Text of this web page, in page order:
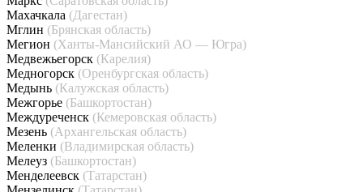
Махачкала (Дагестан)
Мглин (Брянская область)
Мегион (Ханты-Мансийский АО — Югра)
Медвежьегорск (Карелия)
Медногорск (Оренбургская область)
Медынь (Калужская область)
Межгорье (Башкортостан)
Междуреченск (Кемеровская область)
Мезень (Архангельская область)
Меленки (Владимирская область)
Мелеуз (Башкортостан)
Менделеевск (Татарстан)